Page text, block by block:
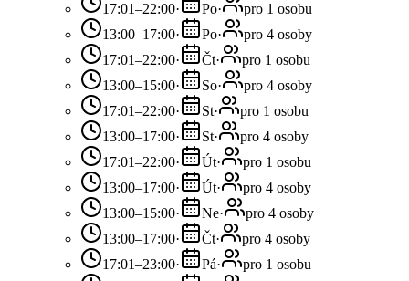
17:01–22:00· Po·
pro 1 osobu
13:00–17:00· Po·
pro 4 osoby
17:01–22:00· Čt·
pro 1 osobu
13:00–15:00· So·
pro 4 osoby
17:01–22:00· St·
pro 1 osobu
13:00–17:00· St·
pro 4 osoby
17:01–22:00· Út·
pro 1 osobu
13:00–17:00· Út·
pro 4 osoby
13:00–15:00· Ne·
pro 4 osoby
13:00–17:00· Čt·
pro 4 osoby
17:01–23:00· Pá·
pro 1 osobu